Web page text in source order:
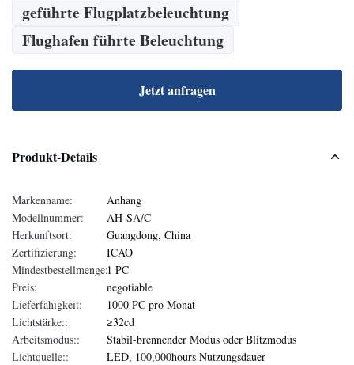
geführte Flugplatzbeleuchtung
Flughafen führte Beleuchtung
Jetzt anfragen
Produkt-Details
Markenname:
Anhang
Modellnummer:
AH-SA/C
Herkunftsort:
Guangdong, China
Zertifizierung:
ICAO
Mindestbestellmenge:1 PC
Preis:
negotiable
Lieferfähigkeit:
1000 PC pro Monat
Lichtstärke::
≥32cd
Arbeitsmodus::
Stabil-brennender Modus oder Blitzmodus
Lichtquelle::
LED, 100,000hours Nutzungsdauer